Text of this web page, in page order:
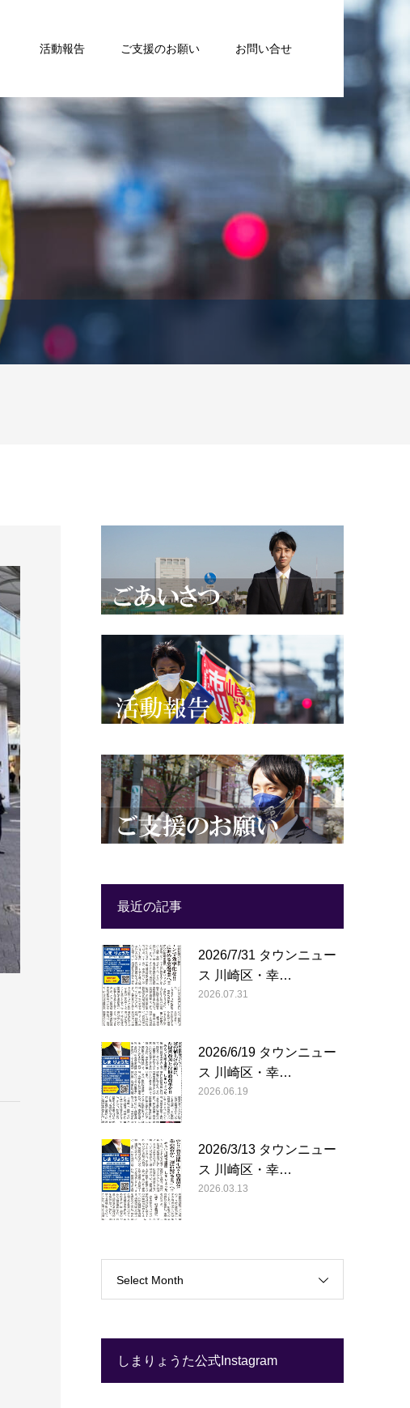
活動報告 ご支援のお願い お問い合せ
最近の記事
2026/7/31 タウンニュー
ス 川崎区・幸…
2026.07.31
2026/6/19 タウンニュー
ス 川崎区・幸…
2026.06.19
2026/3/13 タウンニュー
ス 川崎区・幸…
2026.03.13
Select Month
しまりょうた公式Instagram